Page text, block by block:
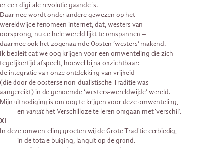
er een digitale revolutie gaande is.
Daarmee wordt onder andere gewezen op het
wereldwijde fenomeen internet, dat, westers van
oorsprong, nu de hele wereld lijkt te omspannen –
daarmee ook het zogenaamde Oosten ‘westers’ makend.
Ik bepleit dat we oog krijgen voor een omwenteling die zich
tegelijkertijd afspeelt, hoewel bijna onzichtbaar:
de integratie van onze ontdekking van vrijheid
(die door de oosterse non-dualistische Traditie was
aangereikt) in de genoemde ‘westers-wereldwijde’ wereld.
Mijn uitnodiging is om oog te krijgen voor deze omwenteling,
en vanuit het Verschilloze te leren omgaan met ‘verschil’.
XI
In deze omwenteling groeten wij de Grote Traditie eerbiedig,
in de totale buiging, languit op de grond.